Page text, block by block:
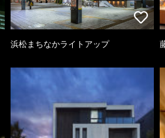
浜松まちなかライトアップ